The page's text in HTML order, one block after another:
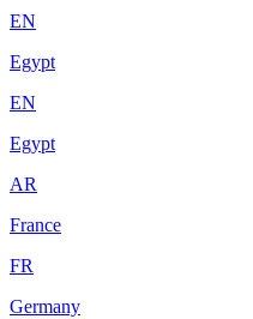
EN
Egypt
EN
Egypt
AR
France
FR
Germany